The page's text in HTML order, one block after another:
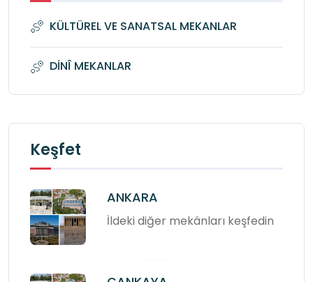
KÜLTÜREL VE SANATSAL MEKANLAR
DİNÎ MEKANLAR
Keşfet
ANKARA
İldeki diğer mekânları keşfedin